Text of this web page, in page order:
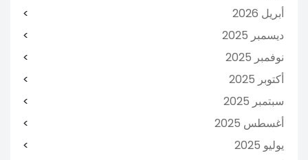
أبريل 2026
ديسمبر 2025
نوفمبر 2025
أكتوبر 2025
سبتمبر 2025
أغسطس 2025
يوليو 2025